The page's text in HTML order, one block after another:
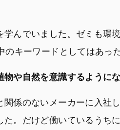
学んでいました。ゼミも環
のキーワードとしてはあっ
や自然を意識するように
関係のないメーカーに入社
た。だけど働いているうち